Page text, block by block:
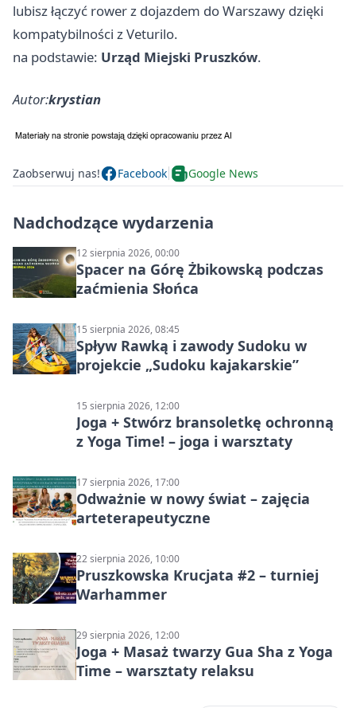
lubisz łączyć rower z dojazdem do Warszawy dzięki
kompatybilności z Veturilo.
na podstawie: Urząd Miejski Pruszków.
Autor:krystian
Zaobserwuj nas! Facebook Google News
Nadchodzące wydarzenia
12 sierpnia 2026, 00:00
Spacer na Górę Żbikowską podczas
zaćmienia Słońca
15 sierpnia 2026, 08:45
Spływ Rawką i zawody Sudoku w
projekcie „Sudoku kajakarskie”
15 sierpnia 2026, 12:00
Joga + Stwórz bransoletkę ochronną
z Yoga Time! – joga i warsztaty
17 sierpnia 2026, 17:00
Odważnie w nowy świat – zajęcia
arteterapeutyczne
22 sierpnia 2026, 10:00
Pruszkowska Krucjata #2 – turniej
Warhammer
29 sierpnia 2026, 12:00
Joga + Masaż twarzy Gua Sha z Yoga
Time – warsztaty relaksu